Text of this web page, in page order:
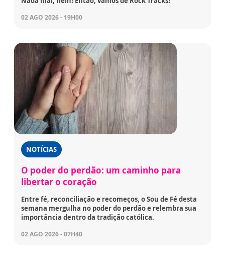
02 AGO 2026 - 19H00
NOTÍCIAS
O poder do perdão: um caminho para
libertar o coração
Entre fé, reconciliação e recomeços, o Sou de Fé desta
semana mergulha no poder do perdão e relembra sua
importância dentro da tradição católica.
02 AGO 2026 - 07H40